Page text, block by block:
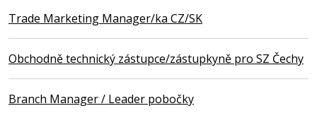
Trade Marketing Manager/ka CZ/SK
Obchodně technický zástupce/zástupkyně pro SZ Čechy
Branch Manager / Leader pobočky